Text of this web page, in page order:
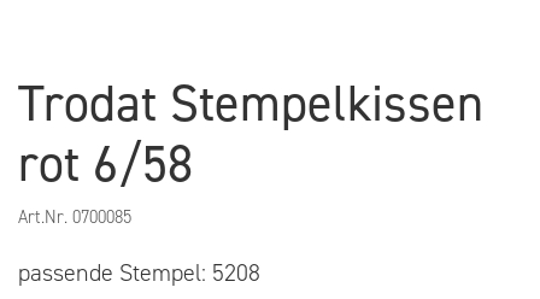
Trodat Stempelkissen
rot 6/58
Art.Nr. 0700085
passende Stempel: 5208